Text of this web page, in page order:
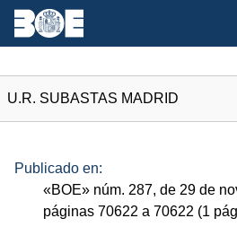
U.R. SUBASTAS MADRID
Publicado en:
«BOE» núm. 287, de 29 de
páginas 70622 a 70622 (1